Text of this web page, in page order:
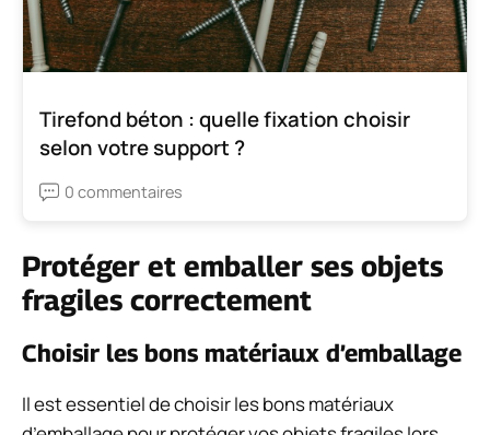
Tirefond béton : quelle fixation choisir
selon votre support ?
0 commentaires
Protéger et emballer ses objets
fragiles correctement
Choisir les bons matériaux d’emballage
Il est essentiel de choisir les bons matériaux